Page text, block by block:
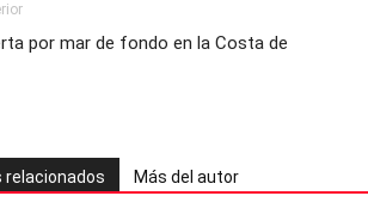
por mar de fondo en la Costa de
relacionados Más del autor